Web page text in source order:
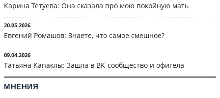
Карина Тетуева: Она сказала про мою покойную мать
20.05.2026
Евгений Ромашов: Знаете, что самое смешное?
09.04.2026
Татьяна Капаклы: Зашла в ВК-сообщество и офигела
МНЕНИЯ